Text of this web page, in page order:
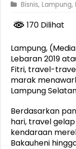
Bisnis,Lampung,
170 Dilihat
Lampung,
Lebaran 2019
Fitri, travel-
marak
Lampung
Berdasarkan
hari, travel
kendaraan
Bakauheni